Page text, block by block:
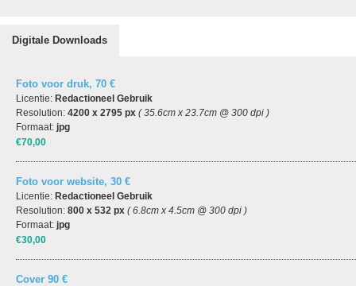
Digitale Downloads
Foto voor druk, 70 €
Licentie: Redactioneel Gebruik
Resolution: 4200 x 2795 px ( 35.6cm x 23.7cm @ 300 dpi )
Formaat: jpg
€70,00
Foto voor website, 30 €
Licentie: Redactioneel Gebruik
Resolution: 800 x 532 px ( 6.8cm x 4.5cm @ 300 dpi )
Formaat: jpg
€30,00
Cover 90 €